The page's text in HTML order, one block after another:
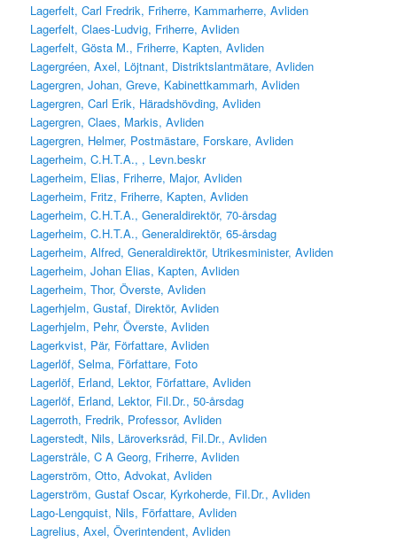
Lagerfelt, Carl Fredrik, Friherre, Kammarherre, Avliden
Lagerfelt, Claes-Ludvig, Friherre, Avliden
Lagerfelt, Gösta M., Friherre, Kapten, Avliden
Lagergréen, Axel, Löjtnant, Distriktslantmätare, Avliden
Lagergren, Johan, Greve, Kabinettkammarh, Avliden
Lagergren, Carl Erik, Häradshövding, Avliden
Lagergren, Claes, Markis, Avliden
Lagergren, Helmer, Postmästare, Forskare, Avliden
Lagerheim, C.H.T.A., , Levn.beskr
Lagerheim, Elias, Friherre, Major, Avliden
Lagerheim, Fritz, Friherre, Kapten, Avliden
Lagerheim, C.H.T.A., Generaldirektör, 70-årsdag
Lagerheim, C.H.T.A., Generaldirektör, 65-årsdag
Lagerheim, Alfred, Generaldirektör, Utrikesminister, Avliden
Lagerheim, Johan Elias, Kapten, Avliden
Lagerheim, Thor, Överste, Avliden
Lagerhjelm, Gustaf, Direktör, Avliden
Lagerhjelm, Pehr, Överste, Avliden
Lagerkvist, Pär, Författare, Avliden
Lagerlöf, Selma, Författare, Foto
Lagerlöf, Erland, Lektor, Författare, Avliden
Lagerlöf, Erland, Lektor, Fil.Dr., 50-årsdag
Lagerroth, Fredrik, Professor, Avliden
Lagerstedt, Nils, Läroverksråd, Fil.Dr., Avliden
Lagerstråle, C A Georg, Friherre, Avliden
Lagerström, Otto, Advokat, Avliden
Lagerström, Gustaf Oscar, Kyrkoherde, Fil.Dr., Avliden
Lago-Lengquist, Nils, Författare, Avliden
Lagrelius, Axel, Överintendent, Avliden